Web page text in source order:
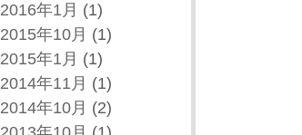
2016年1月 (1)
2015年10月 (1)
2015年1月 (1)
2014年11月 (1)
2014年10月 (2)